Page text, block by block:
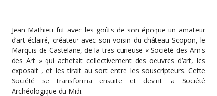
Jean-Mathieu fut avec les goûts de son époque un amateur
d’art éclairé, créateur avec son voisin du château Scopon, le
Marquis de Castelane, de la très curieuse « Société des Amis
des Art » qui achetait collectivement des oeuvres d’art, les
exposait , et les tirait au sort entre les souscripteurs. Cette
Société se transforma ensuite et devint la Société
Archéologique du Midi.